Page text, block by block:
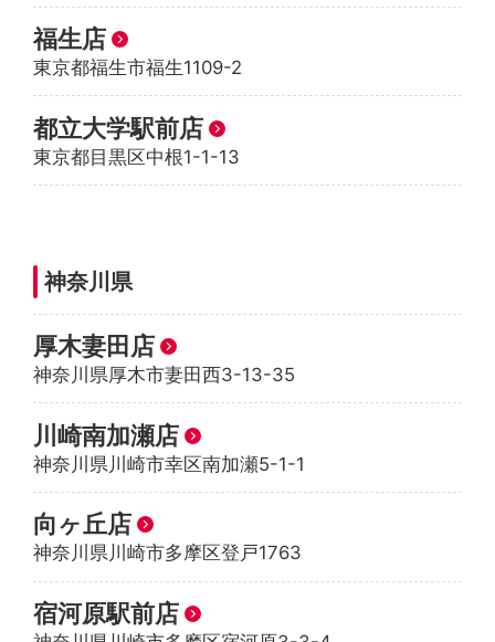
福生店
東京都福生市福生1109-2
都立大学駅前店
東京都目黒区中根1-1-13
神奈川県
厚木妻田店
神奈川県厚木市妻田西3-13-35
川崎南加瀬店
神奈川県川崎市幸区南加瀬5-1-1
向ヶ丘店
神奈川県川崎市多摩区登戸1763
宿河原駅前店